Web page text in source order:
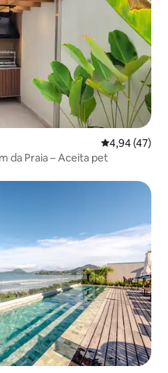
4,94 (47)
da Praia – Aceita pet